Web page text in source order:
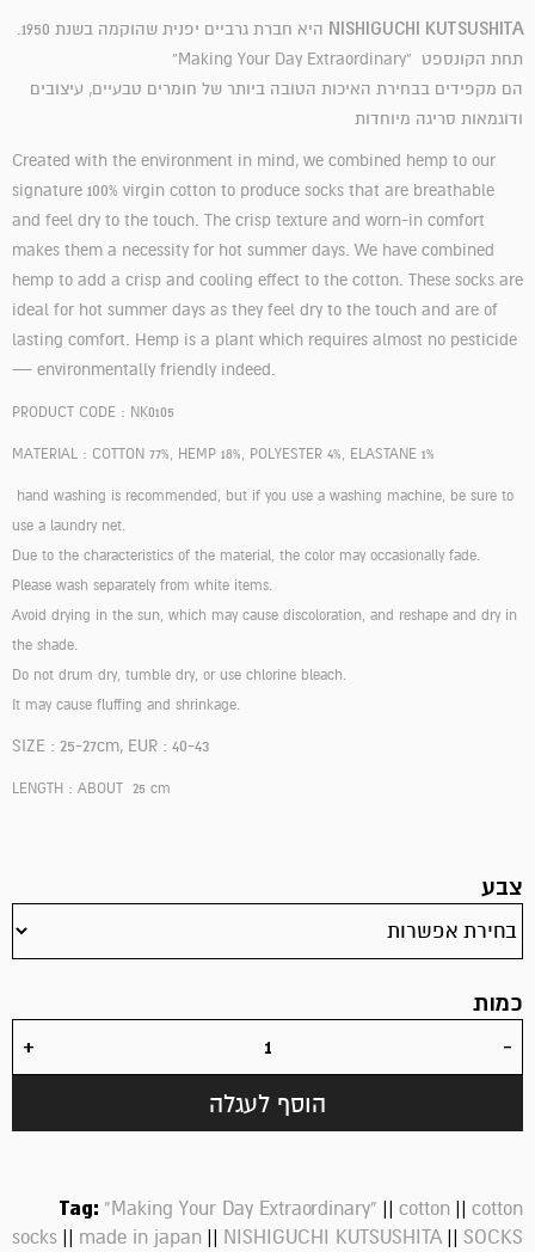
NISHIGUCHI KUTSUSHITA היא חברת גרביים יפנית שהוקמה בשנת 1950.
תחת הקונספט “Making Your Day Extraordinary”
הם מקפידים בבחירת האיכות הטובה ביותר של חומרים טבעיים, עיצובים
ודוגמאות סריגה מיוחדות
Created with the environment in mind, we combined hemp to our
signature 100% virgin cotton to produce socks that are breathable
and feel dry to the touch. The crisp texture and worn-in comfort
makes them a necessity for hot summer days. We have combined
hemp to add a crisp and cooling effect to the cotton. These socks are
ideal for hot summer days as they feel dry to the touch and are of
lasting comfort. Hemp is a plant which requires almost no pesticide
— environmentally friendly indeed.
PRODUCT CODE : NK0105
MATERIAL : COTTON 77%, HEMP 18%, POLYESTER 4%, ELASTANE 1%
hand washing is recommended, but if you use a washing machine, be sure to
use a laundry net.
Due to the characteristics of the material, the color may occasionally fade.
Please wash separately from white items.
Avoid drying in the sun, which may cause discoloration, and reshape and dry in
the shade.
Do not drum dry, tumble dry, or use chlorine bleach.
It may cause fluffing and shrinkage.
SIZE : 25-27cm, EUR : 40-43
LENGTH : ABOUT 25 cm
צבע
כמות
הוסף לעגלה
Tag: “Making Your Day Extraordinary” || cotton || cotton
socks || made in japan || NISHIGUCHI KUTSUSHITA || SOCKS